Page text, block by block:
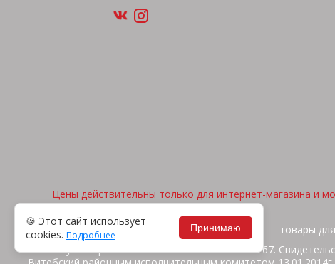
Цены действительны только для интернет-магазина и
2026, © "Арена спорта" — товары
ИП Жакуть Вероника Витальевна. УНП 391316267.
🍪 Этот сайт использует
cookies. Подробнее
Принимаю